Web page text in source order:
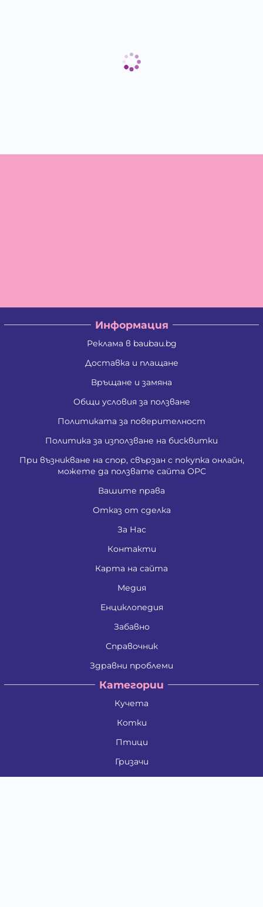
Информация
Реклама в baubau.bg
Доставка и плащане
Връщане и замяна
Общи условия за ползване
Политиката за поверителност
Политика за използване на бисквитки
При възникване на спор, свързан с покупка онлайн,
можете да ползвате сайта ОРС
Вашите права
Отказ от сделка
За Нас
Контакти
Карта на сайта
Медия
Енциклопедия
Забавно
Справочник
Здравни проблеми
Категории
Кучета
Котки
Птици
Гризачи